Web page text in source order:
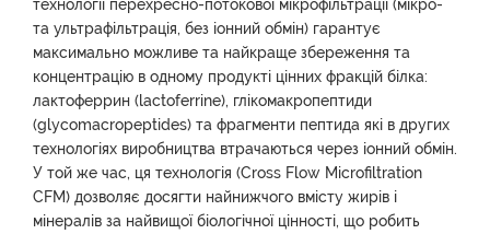
технології перехресно-потокової мікрофільтрації (мікро-
та ультрафільтрація, без іонний обмін) гарантує
максимально можливе та найкраще збереження та
концентрацію в одному продукті цінних фракцій білка:
лактоферрин (lactoferrine), глікомакропептиди
(glycomacropeptides) та фрагменти пептида які в других
технологіях виробництва втрачаються через іонний обмін.
У той же час, ця технологія (Cross Flow Microfiltration
CFM) дозволяє досягти найнижчого вмісту жирів і
мінералів за найвищої біологічної цінності, що робить